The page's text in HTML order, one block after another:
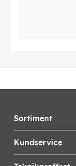
Sortiment
Kundservice